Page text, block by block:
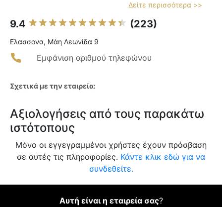
Δείτε περισσότερα >>
9.4 (223)
Ελασσονα, Μάη Λεωνίδα 9
Εμφάνιση αριθμού τηλεφώνου
Σχετικά με την εταιρεία:
Αξιολογήσεις από τους παρακάτω
ιστότοπους
Μόνο οι εγγεγραμμένοι χρήστες έχουν πρόσβαση
σε αυτές τις πληροφορίες. Κάντε κλικ εδώ για να
συνδεθείτε.
Αυτή είναι η εταιρεία σας?